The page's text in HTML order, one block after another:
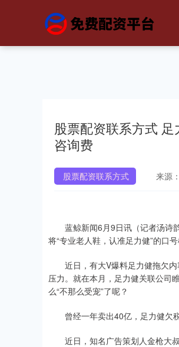
股票配资联系方式
咨询费
股票配资联系方式 来源
蓝鲸新闻6月9日讯（记者汤诗韵
将“专业老人鞋，认准足力健”的口
近日，有大V爆料足力健拖欠内
压力。就在本月，足力健关联公司
么“不那么受宠”了呢？
曾经一年卖出40亿，足力健欠
近日，知名广告策划人金枪大叔